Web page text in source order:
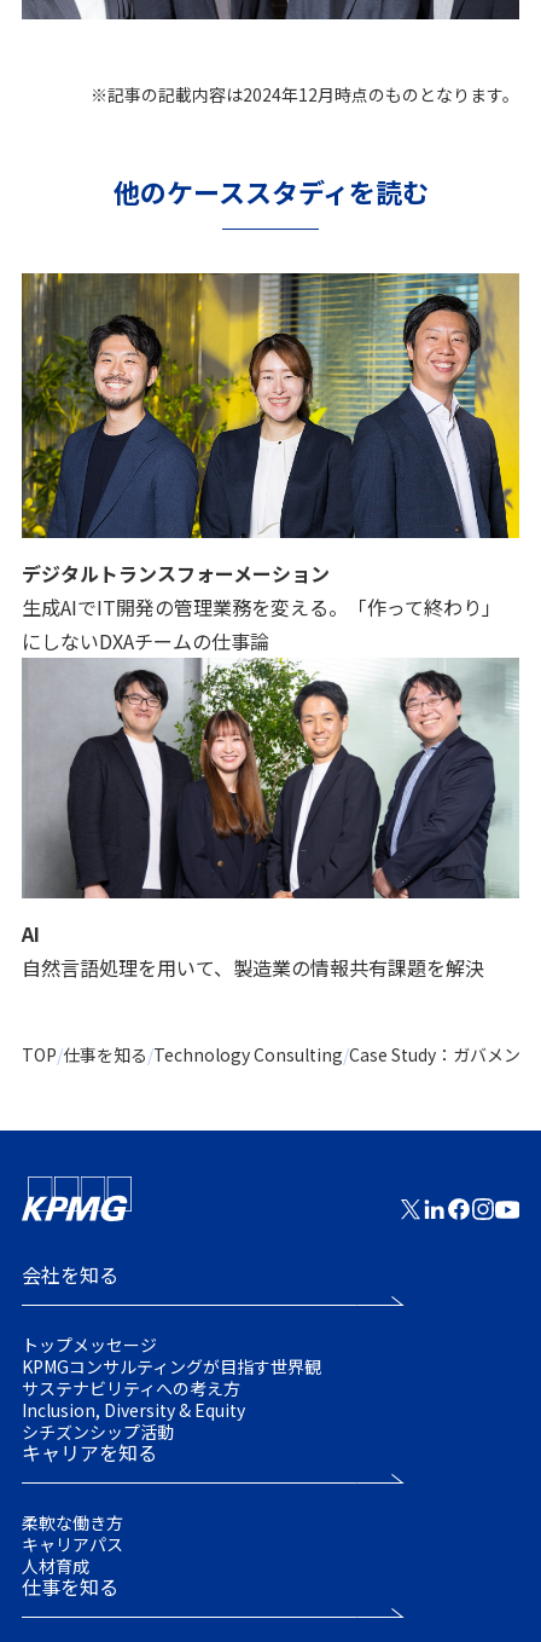
※記事の記載内容は2024年12月時点のものとなります。
他のケーススタディを読む
デジタルトランスフォーメーション
生成AIでIT開発の管理業務を変える。「作って終わり」
にしないDXAチームの仕事論
AI
自然言語処理を用いて、製造業の情報共有課題を解決
TOP 仕事を知る Technology Consulting Case Study：ガバメント
会社を知る
トップメッセージ
KPMGコンサルティングが目指す世界観
サステナビリティへの考え方
Inclusion, Diversity & Equity
シチズンシップ活動
キャリアを知る
柔軟な働き方
キャリアパス
人材育成
仕事を知る